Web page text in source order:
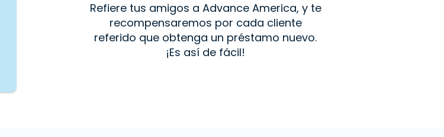
Refiere tus amigos a Advance America, y te
recompensaremos por cada cliente
referido que obtenga un préstamo nuevo.
¡Es así de fácil!